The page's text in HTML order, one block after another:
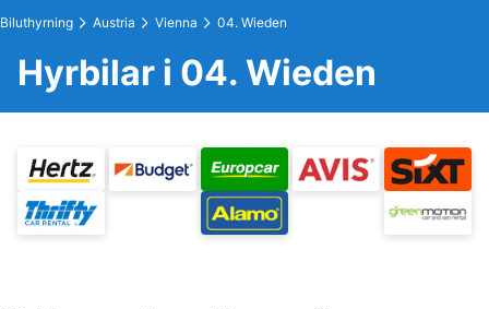
Biluthyrning Austria Vienna 04. Wieden
Hyrbilar i 04. Wieden